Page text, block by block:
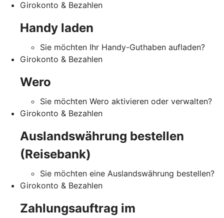
Girokonto & Bezahlen
Handy laden
Sie möchten Ihr Handy-Guthaben aufladen?
Girokonto & Bezahlen
Wero
Sie möchten Wero aktivieren oder verwalten?
Girokonto & Bezahlen
Auslandswährung bestellen
(Reisebank)
Sie möchten eine Auslandswährung bestellen?
Girokonto & Bezahlen
Zahlungsauftrag im